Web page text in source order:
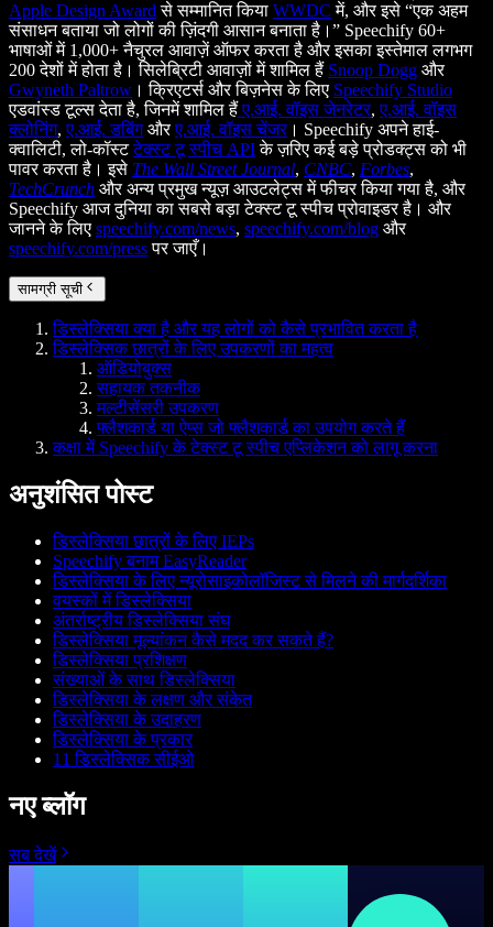
Apple Design Award से सम्मानित किया WWDC में, और इसे “एक अहम
संसाधन बताया जो लोगों की ज़िंदगी आसान बनाता है।” Speechify 60+
भाषाओं में 1,000+ नैचुरल आवाज़ें ऑफर करता है और इसका इस्तेमाल लगभग
200 देशों में होता है। सिलेब्रिटी आवाज़ों में शामिल हैं Snoop Dogg और
Gwyneth Paltrow । क्रिएटर्स और बिज़नेस के लिए Speechify Studio
एडवांस्ड टूल्स देता है, जिनमें शामिल हैंए.आई. वॉइस जेनरेटर,ए.आई. वॉइस
क्लोनिंग,ए.आई. डबिंगऔरए.आई. वॉइस चेंजर। Speechify अपने हाई-
क्वालिटी, लो-कॉस्टटेक्स्ट टू स्पीच APIके ज़रिए कई बड़े प्रोडक्ट्स को भी
पावर करता है। इसे The Wall Street Journal, CNBC, Forbes,
TechCrunch और अन्य प्रमुख न्यूज़ आउटलेट्स में फीचर किया गया है, और
Speechify आज दुनिया का सबसे बड़ा टेक्स्ट टू स्पीच प्रोवाइडर है। और
जानने के लिए speechify.com/news, speechify.com/blog और
speechify.com/pressपर जाएँ।
सामग्री सूची
डिस्लेक्सिया क्या है और यह लोगों को कैसे प्रभावित करता है
डिस्लेक्सिक छात्रों के लिए उपकरणों का महत्व
ऑडियोबुक्स
सहायक तकनीक
मल्टीसेंसरी उपकरण
फ्लैशकार्ड या ऐप्स जो फ्लैशकार्ड का उपयोग करते हैं
कक्षा में Speechify के टेक्स्ट टू स्पीच एप्लिकेशन को लागू करना
अनुशंसित पोस्ट
डिस्लेक्सिया छात्रों के लिए IEPs
Speechify बनाम EasyReader
डिस्लेक्सिया के लिए न्यूरोसाइकोलॉजिस्ट से मिलने की मार्गदर्शिका
वयस्कों में डिस्लेक्सिया
अंतर्राष्ट्रीय डिस्लेक्सिया संघ
डिस्लेक्सिया मूल्यांकन कैसे मदद कर सकते हैं?
डिस्लेक्सिया प्रशिक्षण
संख्याओं के साथ डिस्लेक्सिया
डिस्लेक्सिया के लक्षण और संकेत
डिस्लेक्सिया के उदाहरण
डिस्लेक्सिया के प्रकार
11 डिस्लेक्सिक सीईओ
नए ब्लॉग
सब देखें